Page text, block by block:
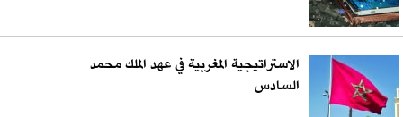
الاستراتيجية المغربية في عهد الملك محمد
السادس